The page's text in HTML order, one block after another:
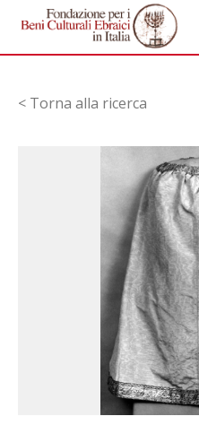
< Torna alla ricerca